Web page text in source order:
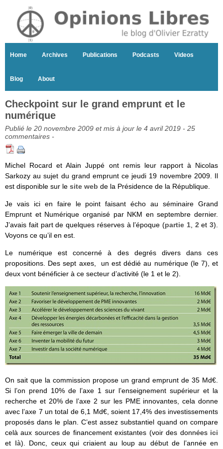
Home Archives Publications Podcasts Videos
Blog About
Checkpoint sur le grand emprunt et le
numérique
Publié le 20 novembre 2009 et mis à jour le 4 avril 2019 - 25
commentaires -
Michel Rocard et Alain Juppé ont remis leur rapport à Nicolas
Sarkozy au sujet du grand emprunt ce jeudi 19 novembre 2009. Il
est disponible sur le site web de la Présidence de la République.
Je vais ici en faire le point faisant écho au séminaire Grand
Emprunt et Numérique organisé par NKM en septembre dernier.
J’avais fait part de quelques réserves à l’époque (partie 1, 2 et 3).
Voyons ce qu’il en est.
Le numérique est concerné à des degrés divers dans ces
propositions. Des sept axes, un est dédié au numérique (le 7), et
deux vont bénéficier à ce secteur d’activité (le 1 et le 2).
On sait que la commission propose un grand emprunt de 35 Md€.
Si l’on prend 10% de l’axe 1 sur l’enseignement supérieur et la
recherche et 20% de l’axe 2 sur les PME innovantes, cela donne
avec l’axe 7 un total de 6,1 Md€, soient 17,4% des investissements
proposés dans le plan. C’est assez substantiel quand on compare
celà aux sources de financement existantes (voir des données ici
et là). Donc, ceux qui criaient au loup au début de l’année en